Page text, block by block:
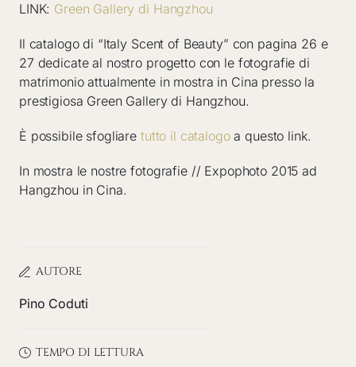
AUTORE
Pino Coduti
TEMPO DI LETTURA
LINK: Green Gallery di Hangzhou
Il catalogo di “Italy Scent of Beauty” con pagina 26 e
27 dedicate al nostro progetto con le fotografie di
matrimonio attualmente in mostra in Cina presso la
prestigiosa Green Gallery di Hangzhou.
È possibile sfogliare tutto il catalogoa questo link.
In mostra le nostre fotografie // Expophoto 2015 ad
Hangzhou in Cina.